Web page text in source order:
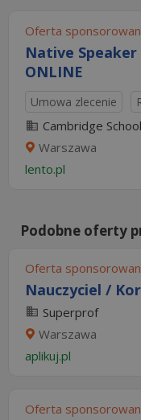
Oferta
Native
ONLINE
Umowa zlecenie
Cambridge
Warszawa
lento.pl
Podobne oferty
Oferta
Nauczyciel /
Superprof
Warszawa
aplikuj.pl
Oferta